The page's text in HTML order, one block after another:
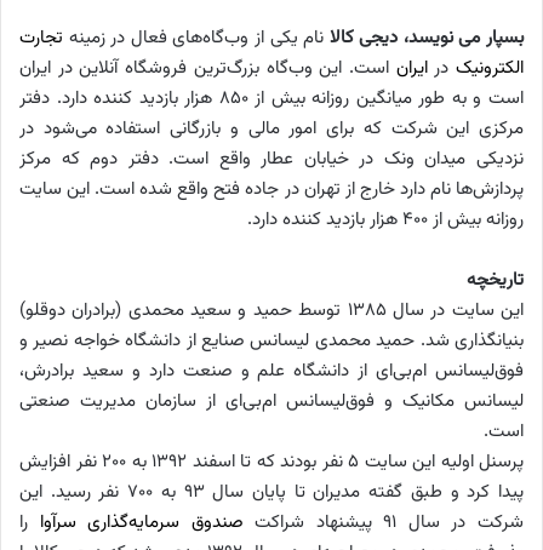
بسپار می نویسد، دیجی کالا نام یکی از وب‌گاه‌های فعال در زمینه تجارت
الکترونیک در ایران است. این وب‌گاه بزرگ‌ترین فروشگاه آنلاین در ایران
است و به طور میانگین روزانه بیش از ۸۵۰ هزار بازدید کننده دارد. دفتر
مرکزی این شرکت که برای امور مالی و بازرگانی استفاده می‌شود در
نزدیکی میدان ونک در خیابان عطار واقع است. دفتر دوم که مرکز
پردازش‌ها نام دارد خارج از تهران در جاده فتح واقع شده است. این سایت
روزانه بیش از 400 هزار بازدید کننده دارد
.
تاریخچه
این سایت در سال ۱۳۸۵ توسط حمید و سعید محمدی (برادران دوقلو)
بنیانگذاری شد. حمید محمدی لیسانس صنایع از دانشگاه خواجه نصیر و
فوق‌لیسانس ام‌بی‌ای از دانشگاه علم و صنعت دارد و سعید برادرش،
لیسانس مکانیک و فوق‌لیسانس ام‌بی‌ای از سازمان مدیریت صنعتی
است.
پرسنل اولیه این سایت ۵نفر بودند که تا اسفند ۱۳۹۲ به ۲۰۰ نفر افزایش
پیدا کرد و طبق گفته مدیران تا پایان سال۹۳ به ۷۰۰ نفر رسید. این
شرکت در سال ۹۱پیشنهاد شراکت صندوق سرمایه‌گذاری سرآوا را